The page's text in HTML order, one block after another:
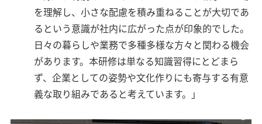
を理解し、小さな配慮を積み重ねることが大切であ
るという意識が社内に広がった点が印象的でした。
日々の暮らしや業務で多種多様な方々と関わる機会
があります。本研修は単なる知識習得にとどまら
ず、企業としての姿勢や文化作りにも寄与する有意
義な取り組みであると考えています。」